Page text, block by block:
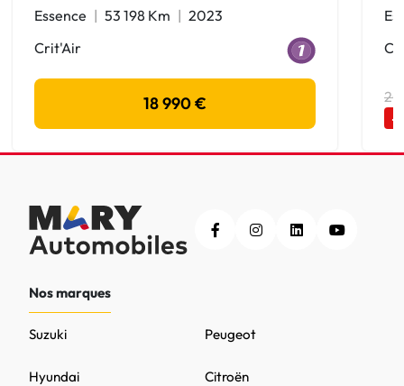
Essence 53 198 Km
2023
Crit'Air
18 990 €
-
Nos marques
Peugeot
Citroën
Hyundai
Suzuki